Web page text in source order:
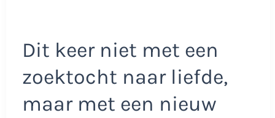
Dit keer niet met een
zoektocht naar liefde,
maar met een nieuw